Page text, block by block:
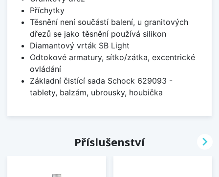
Příchytky
Těsnění není součástí balení, u granitových
dřezů se jako těsnění používá silikon
Diamantový vrták SB Light
Odtokové armatury, sítko/zátka, excentrické
ovládání
Základní čistící sada Schock 629093 -
tablety, balzám, ubrousky, houbička
Příslušenství 